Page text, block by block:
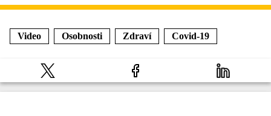
Video Osobnosti Zdraví Covid-19